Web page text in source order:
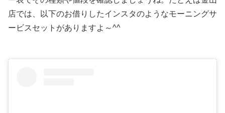
店では、以下のお借りしたインスタのようなモーニングサ
ービスセットがありますよ～^^